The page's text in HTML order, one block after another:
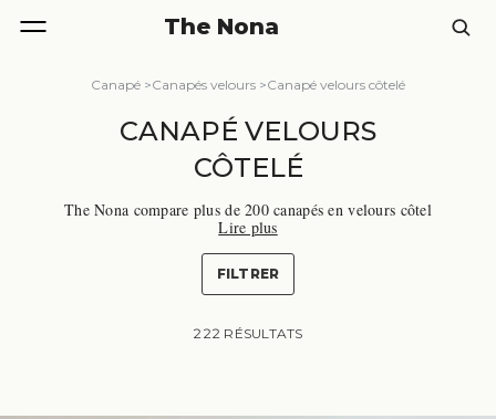
The Nona
Canapé >Canapés velours >Canapé velours côtelé
CANAPÉ VELOURS
CÔTELÉ
The Nona compare plus de 200 canapés en velours côtel
é, du clic-clac au panoramique, de moins de 300 € à plu
s de 4 000 €, sur des marques comme Bobochic, Lisa De
sign, Homifab ou Maisons du Monde. Reconnaissable à
ses côtes en relief, fines ou larges, ce tissu séduit par so
ustesse. Découvrez notre sélection des meilleurs canapés
Lire plus
FILTRER
222 RÉSULTATS